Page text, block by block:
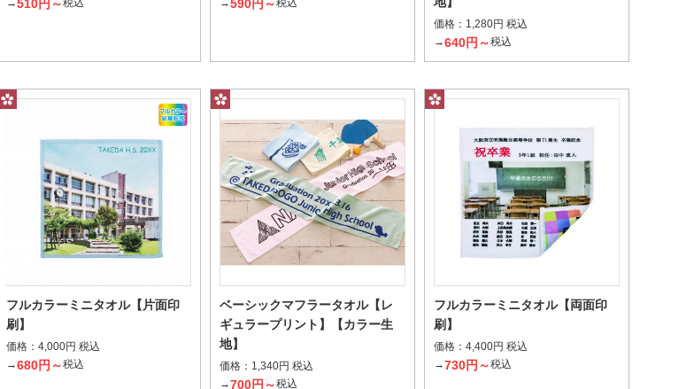
個
1個当たり
～ 円
→510円～税込
→590円～税込
価格： 1,280円 税込
→640円～税込
フルカラーミニタオル【片面印
刷】
価格： 4,000円 税込
→680円～税込
ベーシックマフラータオル【レ
ギュラープリント】【カラー生
地】
価格： 1,340円 税込
→700円～税込
フルカラーミニタオル【両面印
刷】
価格： 4,400円 税込
→730円～税込